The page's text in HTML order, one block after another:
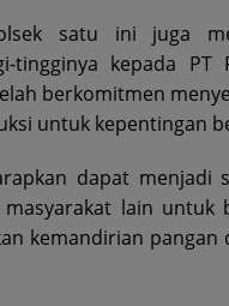
satu ini juga
tingginya kepada PT
berkomitmen
untuk kepentingan
dapat menjadi
lain untuk
kemandirian pangan